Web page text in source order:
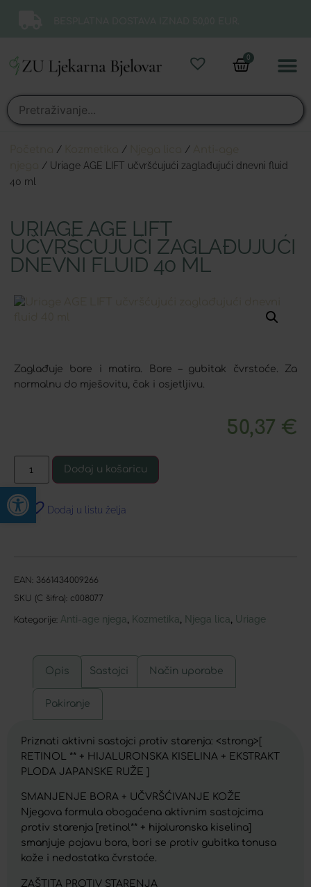
Open toolbar
0
/ / /
/ Uriage AGE LIFT učvršćujući zaglađujući dnevni fluid
40 ml
URIAGE AGE LIFT
UČVRŠĆUJUĆI ZAGLAĐUJUĆI
DNEVNI FLUID 40 ML
Zaglađuje bore i matira. Bore – gubitak čvrstoće. Za
normalnu do mješovitu, čak i osjetljivu.
50,37 €
Dodaj u košaricu
Dodaj u listu želja
EAN: 3661434009266
SKU (C šifra): c008077
Kategorije: Anti-age njega, Kozmetika, Njega lica, Uriage
Opis Sastojci Način uporabe
Pakiranje
Priznati aktivni sastojci protiv starenja: <strong>[
RETINOL ** + HIJALURONSKA KISELINA + EKSTRAKT
PLODA JAPANSKE RUŽE ]
SMANJENJE BORA + UČVRŠĆIVANJE KOŽE
Njegova formula obogaćena aktivnim sastojcima
protiv starenja [retinol** + hijaluronska kiselina]
smanjuje pojavu bora, bori se protiv gubitka tonusa
kože i nedostatka čvrstoće.
ZAŠTITA PROTIV STARENJA